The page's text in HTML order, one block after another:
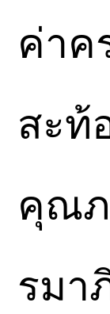
ค่าค
สะท้
คุณภ
รมา